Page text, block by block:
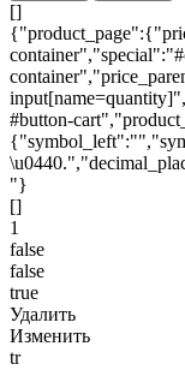
[]
#button-
"}
[]
1
false
false
true
Удалить
Изменить
tr